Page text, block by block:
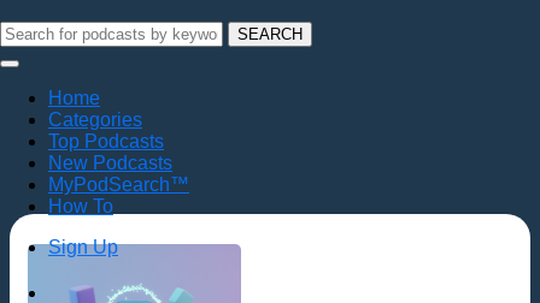
SEARCH
Home
Categories
Top Podcasts
New Podcasts
MyPodSearch™
How To
Sign Up